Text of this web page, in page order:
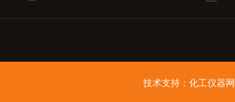
技术支持： 化工仪器网